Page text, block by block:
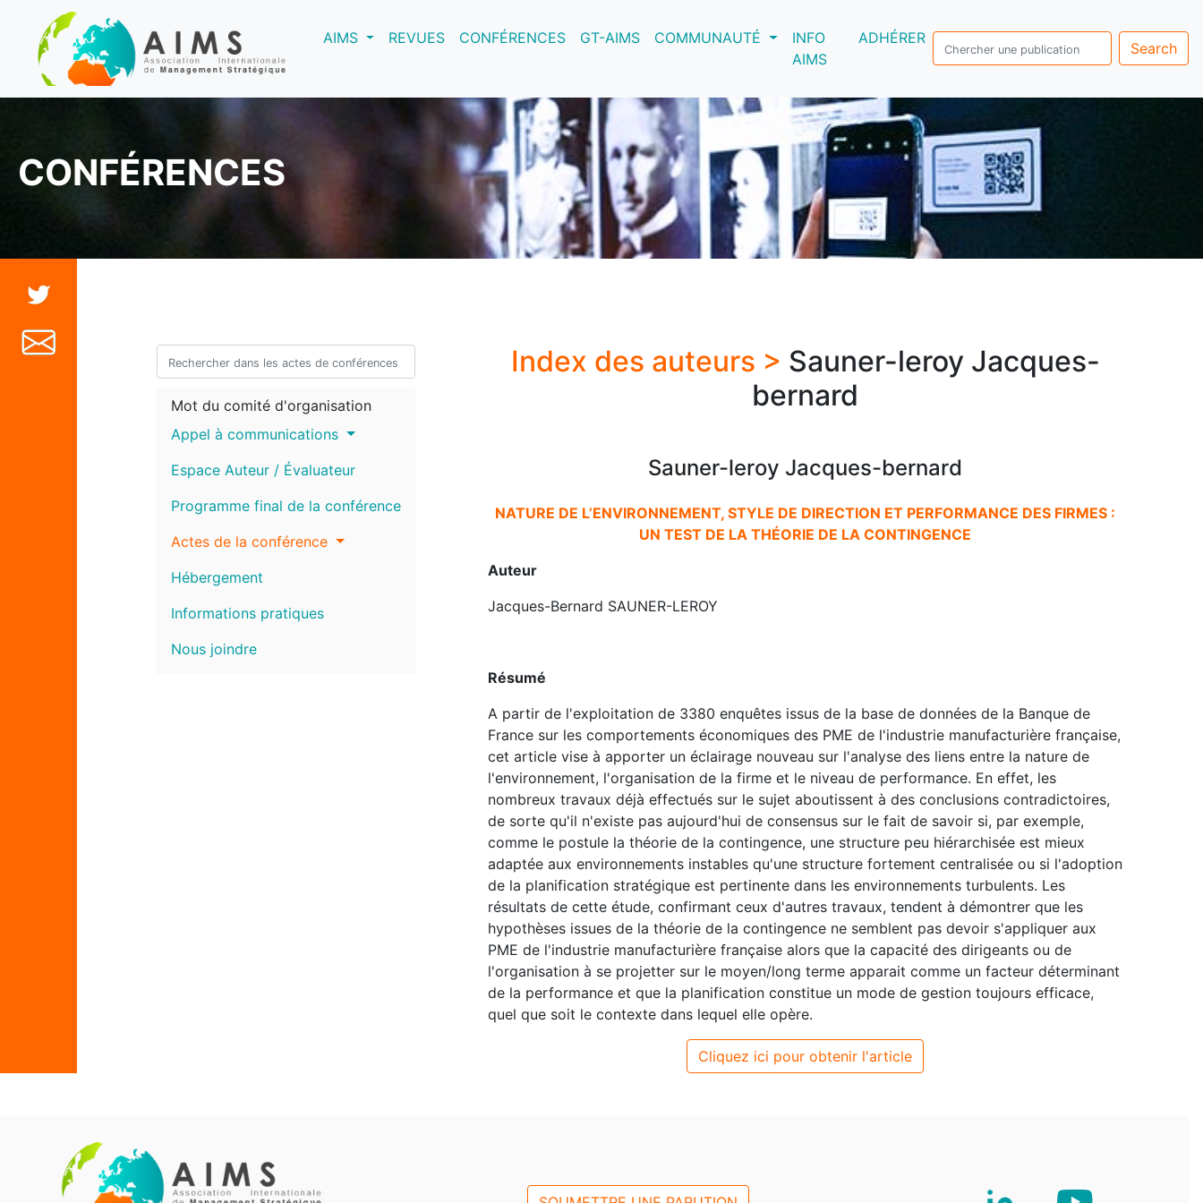
AIMS(current)REVUES CONFÉRENCES GT-AIMS COMMUNAUTÉ
INFO
AIMS
ADHÉRER
Search
CONFÉRENCES
Mot du comité d'organisation
Appel à communications
Espace Auteur / Évaluateur
Programme final de la conférence
Actes de la conférence
Hébergement
Informations pratiques
Nous joindre
Index des auteurs > Sauner-leroy Jacques-
bernard
Sauner-leroy Jacques-bernard
NATURE DE L’ENVIRONNEMENT, STYLE DE DIRECTION ET PERFORMANCE DES FIRMES :
UN TEST DE LA THÉORIE DE LA CONTINGENCE
Auteur
Jacques-Bernard SAUNER-LEROY
Résumé
A partir de l'exploitation de 3380 enquêtes issus de la base de données de la Banque de
France sur les comportements économiques des PME de l'industrie manufacturière française,
cet article vise à apporter un éclairage nouveau sur l'analyse des liens entre la nature de
l'environnement, l'organisation de la firme et le niveau de performance. En effet, les
nombreux travaux déjà effectués sur le sujet aboutissent à des conclusions contradictoires,
de sorte qu'il n'existe pas aujourd'hui de consensus sur le fait de savoir si, par exemple,
comme le postule la théorie de la contingence, une structure peu hiérarchisée est mieux
adaptée aux environnements instables qu'une structure fortement centralisée ou si l'adoption
de la planification stratégique est pertinente dans les environnements turbulents. Les
résultats de cette étude, confirmant ceux d'autres travaux, tendent à démontrer que les
hypothèses issues de la théorie de la contingence ne semblent pas devoir s'appliquer aux
PME de l'industrie manufacturière française alors que la capacité des dirigeants ou de
l'organisation à se projetter sur le moyen/long terme apparait comme un facteur déterminant
de la performance et que la planification constitue un mode de gestion toujours efficace,
quel que soit le contexte dans lequel elle opère.
Cliquez ici pour obtenir l'article